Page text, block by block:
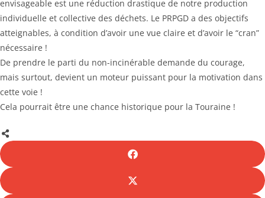
envisageable est une réduction drastique de notre production
individuelle et collective des déchets. Le PRPGD a des objectifs
atteignables, à condition d’avoir une vue claire et d’avoir le “cran”
nécessaire !
De prendre le parti du non-incinérable demande du courage,
mais surtout, devient un moteur puissant pour la motivation dans
cette voie !
Cela pourrait être une chance historique pour la Touraine !